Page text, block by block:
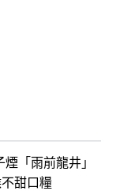
「雨前龍井」
甜口糧